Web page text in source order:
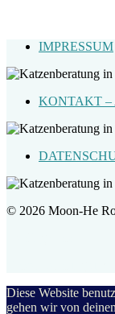
IMPRESSUM
KONTAKT –
© 2026 Moon-He
Diese Website
gehen wir von